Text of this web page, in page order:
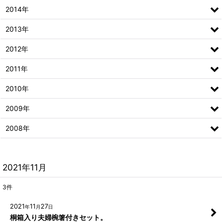
2021年11月
3件
2021年11 月 27日
桐箱入り夫婦椀箸付きセット。
2014年
2013年
2012年
2011年
2010年
2009年
2008年